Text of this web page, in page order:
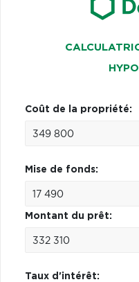
Coût de la propriété:
Mise de fonds:
Montant du prêt:
Taux d'intérêt: